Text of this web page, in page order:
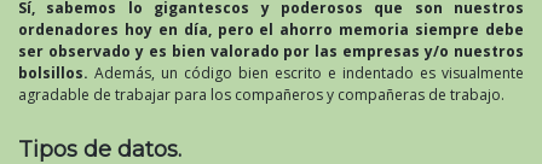
Sí, sabemos lo gigantescos y poderosos que son nuestros
ordenadores hoy en día, pero el ahorro memoria siempre debe
ser observado y es bien valorado por las empresas y/o nuestros
bolsillos. Además, un código bien escrito e indentado es visualmente
agradable de trabajar para los compañeros y compañeras de trabajo.
Tipos de datos.